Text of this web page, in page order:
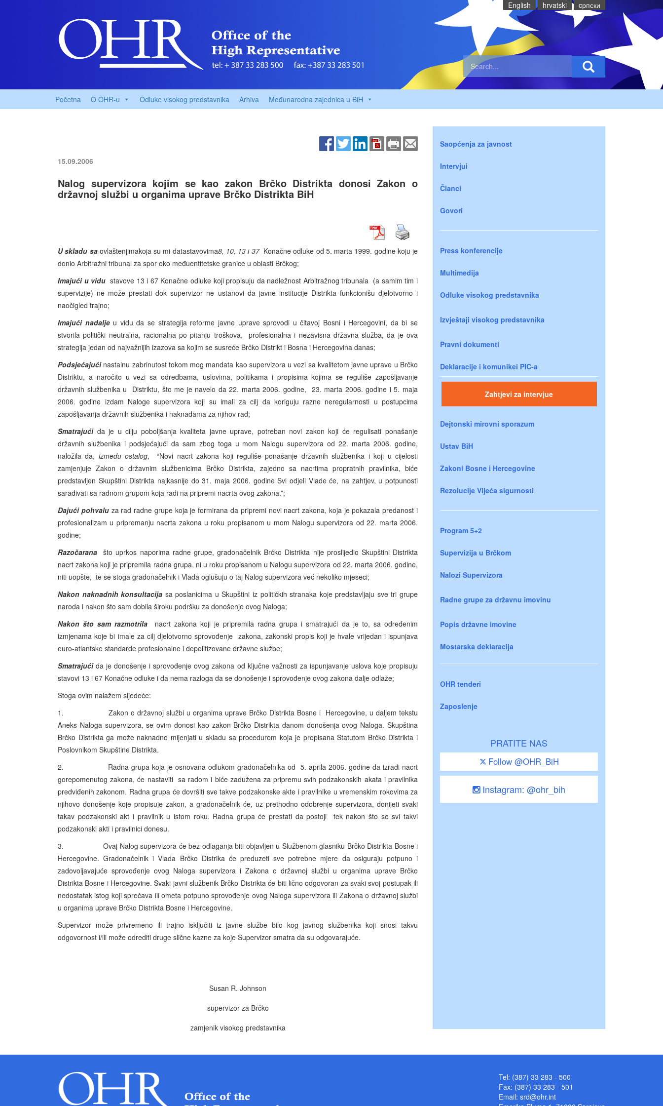
English hrvatski cрпски
Početna O OHR-u Odluke visokog predstavnika Arhiva Međunarodna zajednica u BiH
15.09.2006
Nalog supervizora kojim se kao zakon Brčko Distrikta donosi Zakon o
državnoj službi u organima uprave Brčko Distrikta BiH
U skladu sa ovlaštenjimakoja su mi datastavovima8, 10, 13 i 37 Konačne odluke od 5. marta 1999. godine koju je
donio Arbitražni tribunal za spor oko međuentitetske granice u oblasti Brčkog;
Imajući u vidu stavove 13 i 67 Konačne odluke koji propisuju da nadležnost Arbitražnog tribunala (a samim tim i
supervizije) ne može prestati dok supervizor ne ustanovi da javne institucije Distrikta funkcionišu djelotvorno i
naočigled trajno;
Imajući nadaljeu vidu da se strategija reforme javne uprave sprovodi u čitavoj Bosni i Hercegovini, da bi se
stvorila politički neutralna, racionalna po pitanju troškova, profesionalna i nezavisna državna služba, da je ova
strategija jedan od najvažnijih izazova sa kojim se susreće Brčko Distrikt i Bosna i Hercegovina danas;
Podsjećajući nastalnu zabrinutost tokom mog mandata kao supervizora u vezi sa kvalitetom javne uprave u Brčko
Distriktu, a naročito u vezi sa odredbama, uslovima, politikama i propisima kojima se reguliše zapošljavanje
državnih službenika u Distriktu, što me je navelo da 22. marta 2006. godine, 23. marta 2006. godine i 5. maja
2006. godine izdam Naloge supervizora koji su imali za cilj da koriguju razne neregularnosti u postupcima
zapošljavanja državnih službenika i naknadama za njihov rad;
Smatrajućida je u cilju poboljšanja kvaliteta javne uprave, potreban novi zakon koji će regulisati ponašanje
državnih službenika i podsjećajući da sam zbog toga u mom Nalogu supervizora od 22. marta 2006. godine,
naložila da, između ostalog, “Novi nacrt zakona koji reguliše ponašanje državnih službenika i koji u cijelosti
zamjenjuje Zakon o državnim službenicima Brčko Distrikta, zajedno sa nacrtima propratnih pravilnika, biće
predstavljen Skupštini Distrikta najkasnije do 31. maja 2006. godine Svi odjeli Vlade će, na zahtjev, u potpunosti
sarađivati sa radnom grupom koja radi na pripremi nacrta ovog zakona.”;
Dajući pohvalu za rad radne grupe koja je formirana da pripremi novi nacrt zakona, koja je pokazala predanost i
profesionalizam u pripremanju nacrta zakona u roku propisanom u mom Nalogu supervizora od 22. marta 2006.
godine;
Razočarana što uprkos naporima radne grupe, gradonačelnik Brčko Distrikta nije proslijedio Skupštini Distrikta
nacrt zakona koji je pripremila radna grupa, ni u roku propisanom u Nalogu supervizora od 22. marta 2006. godine,
niti uopšte, te se stoga gradonačelnik i Vlada oglušuju o taj Nalog supervizora već nekoliko mjeseci;
Nakon naknadnih konsultacija sa poslanicima u Skupštini iz političkih stranaka koje predstavljaju sve tri grupe
naroda i nakon što sam dobila široku podršku za donošenje ovog Naloga;
Nakon što sam razmotrila
nacrt zakona koji je pripremila radna grupa i smatrajući da je to, sa određenim
izmjenama koje bi imale za cilj djelotvorno sprovođenje zakona, zakonski propis koji je hvale vrijedan i ispunjava
euro-atlantske standarde profesionalne i depolitizovane državne službe;
Smatrajućida je donošenje i sprovođenje ovog zakona od ključne važnosti za ispunjavanje uslova koje propisuju
stavovi 13 i 67 Konačne odluke i da nema razloga da se donošenje i sprovođenje ovog zakona dalje odlaže;
Stoga ovim nalažem sljedeće:
1. Zakon o državnoj službi u organima uprave Brčko Distrikta Bosne i Hercegovine, u daljem tekstu
Aneks Naloga supervizora, se ovim donosi kao zakon Brčko Distrikta danom donošenja ovog Naloga. Skupština
Brčko Distrikta ga može naknadno mijenjati u skladu sa procedurom koja je propisana Statutom Brčko Distrikta i
Poslovnikom Skupštine Distrikta.
2. Radna grupa koja je osnovana odlukom gradonačelnika od 5. aprila 2006. godine da izradi nacrt
gorepomenutog zakona, će nastaviti saradomi biće zadužena za pripremu svih podzakonskih akata i pravilnika
predviđenih zakonom. Radna grupa će dovršiti sve takve podzakonske akte i pravilnike u vremenskim rokovima za
njihovo donošenje koje propisuje zakon, a gradonačelnik će, uz prethodno odobrenje supervizora, donijeti svaki
takav podzakonski akt i pravilnik u istom roku. Radna grupa će prestati da postoji tek nakon što se svi takvi
podzakonski akti i pravilnici donesu.
3. Ovaj Nalog supervizora će bez odlaganja biti objavljen u Službenom glasniku Brčko Distrikta Bosne i
Hercegovine. Gradonačelnik i Vlada Brčko Distrika će preduzeti sve potrebne mjere da osiguraju potpuno i
zadovoljavajuće sprovođenje ovog Naloga supervizora i Zakona o državnoj službi u organima uprave Brčko
Distrikta Bosne i Hercegovine. Svaki javni službenik Brčko Distrikta će biti lično odgovoran za svaki svoj postupak ili
nedostatak istog koji sprečava ili ometa potpuno sprovođenje ovog Naloga supervizora ili Zakona o državnoj službi
u organima uprave Brčko Distrikta Bosne i Hercegovine.
Supervizor može privremeno ili trajno isključiti iz javne službe bilo kog javnog službenika koji snosi takvu
odgovornost i/ili može odrediti druge slične kazne za koje Supervizor smatra da su odgovarajuće.
Susan R. Johnson
supervizor za Brčko
zamjenik visokog predstavnika
Saopćenja za javnost
Intervjui
Članci
Govori
Press konferencije
Multimedija
Odluke visokog predstavnika
Izvještaji visokog predstavnika
Pravni dokumenti
Deklaracije i komunikei PIC-a
Zahtjevi za intervjue
Dejtonski mirovni sporazum
Ustav BiH
Zakoni Bosne i Hercegovine
Rezolucije Vijeća sigurnosti
Program 5+2
Supervizija u Brčkom
Nalozi Supervizora
Radne grupe za državnu imovinu
Popis državne imovine
Mostarska deklaracija
OHR tenderi
Zaposlenje
PRATITE NAS
Follow @OHR_BiH
Instagram: @ohr_bih
Tel: (387) 33 283 - 500
Fax: (387) 33 283 - 501
Email: srd@ohr.int